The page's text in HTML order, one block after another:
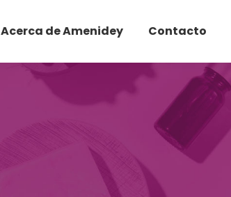
Acerca de Amenidey Contacto